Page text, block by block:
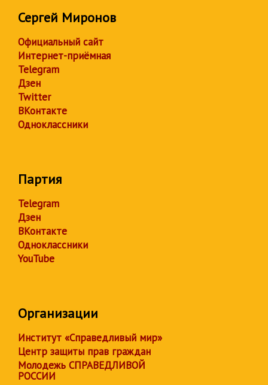
Сергей Миронов
Официальный сайт
Интернет-приёмная
Telegram
Дзен
Twitter
ВКонтакте
Одноклассники
Партия
Telegram
Дзен
ВКонтакте
Одноклассники
YouTube
Организации
Институт «Справедливый мир»
Центр защиты прав граждан
Молодежь СПРАВЕДЛИВОЙ
РОССИИ